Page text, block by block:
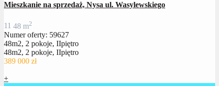
Mieszkanie na sprzedaż, Nysa ul. Wasylewskiego
11 48 m2
Numer oferty: 59627
48m2, 2 pokoje, IIpiętro
48m2, 2 pokoje, IIpiętro
389 000 zł
+